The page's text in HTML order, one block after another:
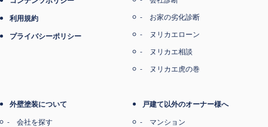
利用規約
プライバシーポリシー
お家の劣化診断
ヌリカエローン
ヌリカエ相談
ヌリカエ虎の巻
外壁塗装について
会社を探す
戸建て以外のオーナー様へ
マンション